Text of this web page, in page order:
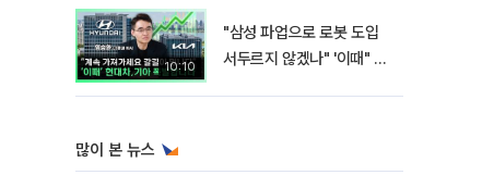
10:10
"삼성 파업으로 로봇 도입
서두르지 않겠나" '이때" 현
많이 본 뉴스